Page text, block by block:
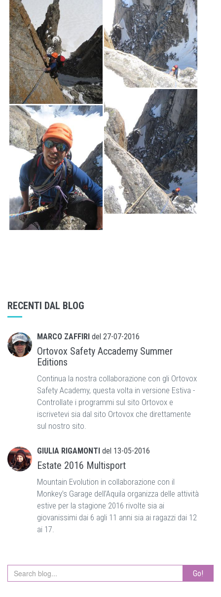
RECENTI DAL BLOG
MARCO ZAFFIRI del 27-07-2016
Ortovox Safety Accademy Summer
Editions
Continua la nostra collaborazione con gli Ortovox
Safety Academy, questa volta in versione Estiva -
Controllate i programmi sul sito Ortovox e
iscrivetevi sia dal sito Ortovox che direttamente
sul nostro sito.
GIULIA RIGAMONTI del 13-05-2016
Estate 2016 Multisport
Mountain Evolution in collaborazione con il
Monkey’s Garage dell’Aquila organizza delle attività
estive per la stagione 2016 rivolte sia ai
giovanissimi dai 6 agli 11 anni sia ai ragazzi dai 12
ai 17.
Go!